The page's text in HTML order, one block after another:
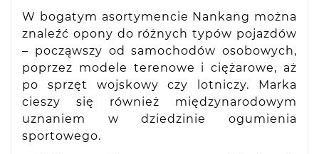
W bogatym asortymencie Nankang można
znaleźć opony do różnych typów pojazdów
– począwszy od samochodów osobowych,
poprzez modele terenowe i ciężarowe, aż
po sprzęt wojskowy czy lotniczy. Marka
cieszy się również międzynarodowym
uznaniem w dziedzinie ogumienia
sportowego.